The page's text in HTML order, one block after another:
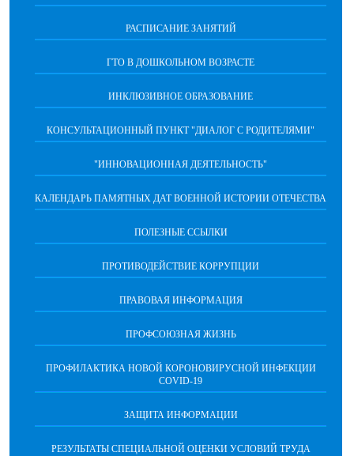
РАСПИСАНИЕ ЗАНЯТИЙ
ГТО В ДОШКОЛЬНОМ ВОЗРАСТЕ
ИНКЛЮЗИВНОЕ ОБРАЗОВАНИЕ
КОНСУЛЬТАЦИОННЫЙ ПУНКТ "ДИАЛОГ С РОДИТЕЛЯМИ"
"ИННОВАЦИОННАЯ ДЕЯТЕЛЬНОСТЬ"
КАЛЕНДАРЬ ПАМЯТНЫХ ДАТ ВОЕННОЙ ИСТОРИИ ОТЕЧЕСТВА
ПОЛЕЗНЫЕ ССЫЛКИ
ПРОТИВОДЕЙСТВИЕ КОРРУПЦИИ
ПРАВОВАЯ ИНФОРМАЦИЯ
ПРОФСОЮЗНАЯ ЖИЗНЬ
ПРОФИЛАКТИКА НОВОЙ КОРОНОВИРУСНОЙ ИНФЕКЦИИ
COVID-19
ЗАЩИТА ИНФОРМАЦИИ
РЕЗУЛЬТАТЫ СПЕЦИАЛЬНОЙ ОЦЕНКИ УСЛОВИЙ ТРУДА